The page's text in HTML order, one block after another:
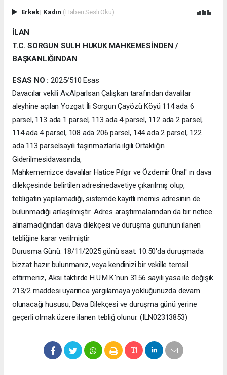
Erkek| Kadın (Haberi Sesli Oku)
İLAN
T.C. SORGUN SULH HUKUK MAHKEMESİNDEN /
BAŞKANLIĞINDAN
ESAS NO : 2025/510 Esas
Davacılar vekili Av.Alparlsan Çalışkan tarafından davalılar
aleyhine açılan Yozgat İli Sorgun Çayözü Köyü 114 ada 6
parsel, 113 ada 1 parsel, 113 ada 4 parsel, 112 ada 2 parsel,
114 ada 4 parsel, 108 ada 206 parsel, 144 ada 2 parsel, 122
ada 113 parselsayılı taşınmazlarla ilgili Ortaklığın
Giderilmesidavasında,
Mahkememizce davalılar Hatice Pılgır ve Özdemir Ünal' ın dava
dilekçesinde belirtilen adresinedavetiye çıkarılmış olup,
tebligatın yapılamadığı, sistemde kayıtlı mernis adresinin de
bulunmadığı anlaşılmıştır. Adres araştırmalarından da bir netice
alınamadığından dava dilekçesi ve duruşma gününün ilanen
tebliğine karar verilmiştir
Durusma Günü: 18/11/2025 günü saat: 10:50'da duruşmada
bizzat hazır bulunmanız, veya kendinizi bir vekille temsil
ettirmeniz, Aksi taktirde H.U.M.K.'nun 3156 sayılı yasa ile değişik
213/2 maddesi uyarınca yargılamaya yokluğunuzda devam
olunacağı hususu, Dava Dilekçesi ve duruşma günü yerine
geçerli olmak üzere ilanen tebliğ olunur. (ILN02313853)